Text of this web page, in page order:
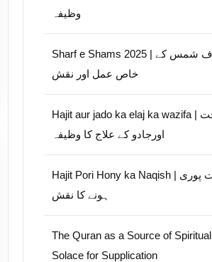
وظیفہ
Sharf e Shams 2025 | شرف شمس کے
خاص عمل اور نقش
Hajit aur jado ka elaj ka wazifa | حاجت
اورجادو کے علاج کا وظیفہ
Hajit Pori Hony ka Naqish | حاجت پوری
ہونے کا نقش
The Quran as a Source of Spiritual
Solace for Supplication